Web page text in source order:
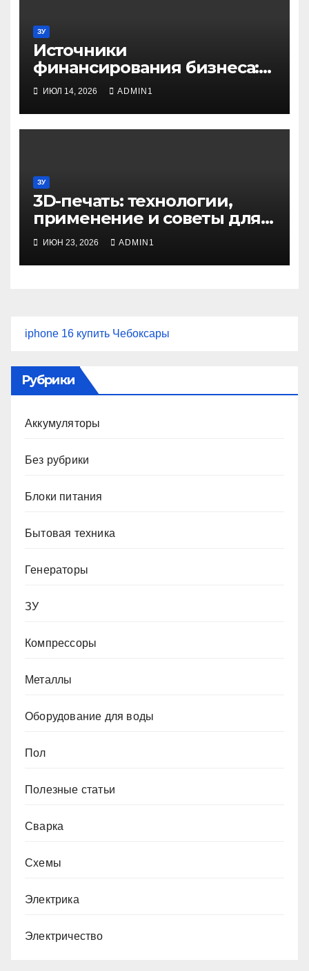
ЗУ
Источники
финансирования бизнеса:
от собственных средств до
частных инвестиций
ИЮЛ 14, 2026 ADMIN1
ЗУ
3D-печать: технологии,
применение и советы для
начинающих
ИЮН 23, 2026 ADMIN1
iphone 16 купить Чебоксары
Рубрики
Аккумуляторы
Без рубрики
Блоки питания
Бытовая техника
Генераторы
ЗУ
Компрессоры
Металлы
Оборудование для воды
Пол
Полезные статьи
Сварка
Схемы
Электрика
Электричество